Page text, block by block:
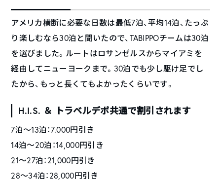
アメリカ横断に必要な日数は最低7泊、平均14泊、たっぷ
り楽しむなら30泊と聞いたので、TABIPPOチームは30泊
を選びました。ルートはロサンゼルスからマイアミを
経由してニューヨークまで。30泊でも少し駆け足でし
たから、もっと長くてもよかったくらいです。
H.I.S. ＆ トラベルデポ共通で割引されます
7泊〜13泊：7.000円引き
14泊〜20泊：14,000円引き
21～27泊：21,000円引き
28～34泊：28,000円引き